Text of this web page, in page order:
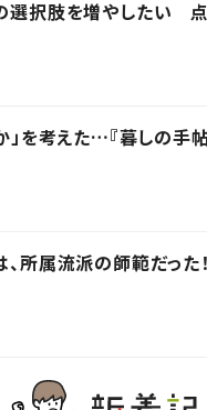
選択肢を増やしたい
」を考えた…『暮しの手
所属流派の師範だっ